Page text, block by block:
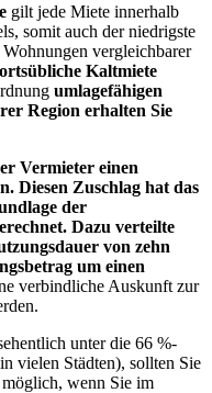
gilt jede Miete innerhalb
somit auch der niedrigste
vergleichbarer
ortsübliche Kaltmiete
umlagefähigen
Region erhalten Sie
Vermieter einen
Diesen Zuschlag hat das
der
Dazu verteilte
von zehn
um einen
verbindliche Auskunft zur
unter die 66 %-
vielen Städten), sollten Sie
wenn Sie im